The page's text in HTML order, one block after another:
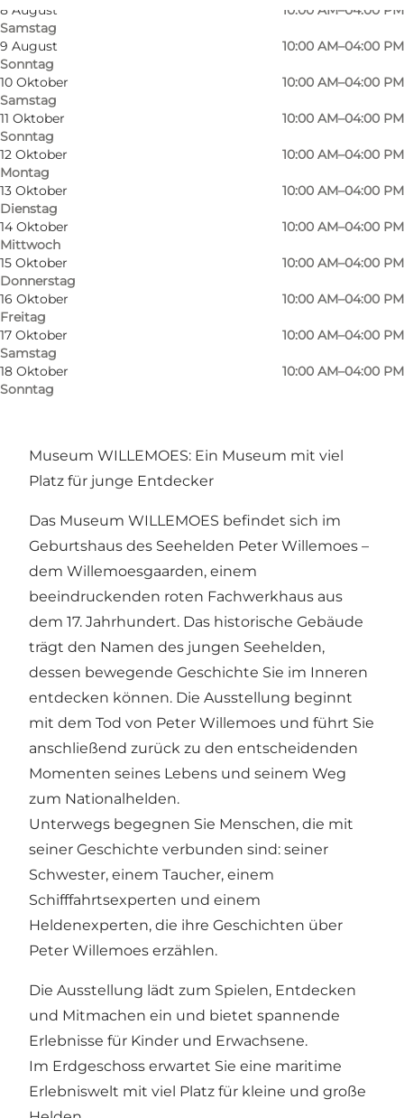
8 August
Samstag
10:00 AM–04:00 PM
9 August
Sonntag
10:00 AM–04:00 PM
10 Oktober
Samstag
10:00 AM–04:00 PM
11 Oktober
Sonntag
10:00 AM–04:00 PM
12 Oktober
Montag
10:00 AM–04:00 PM
13 Oktober
Dienstag
10:00 AM–04:00 PM
14 Oktober
Mittwoch
10:00 AM–04:00 PM
15 Oktober
Donnerstag
10:00 AM–04:00 PM
16 Oktober
Freitag
10:00 AM–04:00 PM
17 Oktober
Samstag
10:00 AM–04:00 PM
18 Oktober
Sonntag
10:00 AM–04:00 PM
Foto: Museum Vestfyn
Museum WILLEMOES: Ein Museum mit viel
Platz für junge Entdecker
Das Museum WILLEMOES befindet sich im
Geburtshaus des Seehelden Peter Willemoes –
dem Willemoesgaarden, einem
beeindruckenden roten Fachwerkhaus aus
dem 17. Jahrhundert. Das historische Gebäude
trägt den Namen des jungen Seehelden,
dessen bewegende Geschichte Sie im Inneren
entdecken können. Die Ausstellung beginnt
mit dem Tod von Peter Willemoes und führt Sie
anschließend zurück zu den entscheidenden
Momenten seines Lebens und seinem Weg
zum Nationalhelden.
Unterwegs begegnen Sie Menschen, die mit
seiner Geschichte verbunden sind: seiner
Schwester, einem Taucher, einem
Schifffahrtsexperten und einem
Heldenexperten, die ihre Geschichten über
Peter Willemoes erzählen.
Die Ausstellung lädt zum Spielen, Entdecken
und Mitmachen ein und bietet spannende
Erlebnisse für Kinder und Erwachsene.
Im Erdgeschoss erwartet Sie eine maritime
Erlebniswelt mit viel Platz für kleine und große